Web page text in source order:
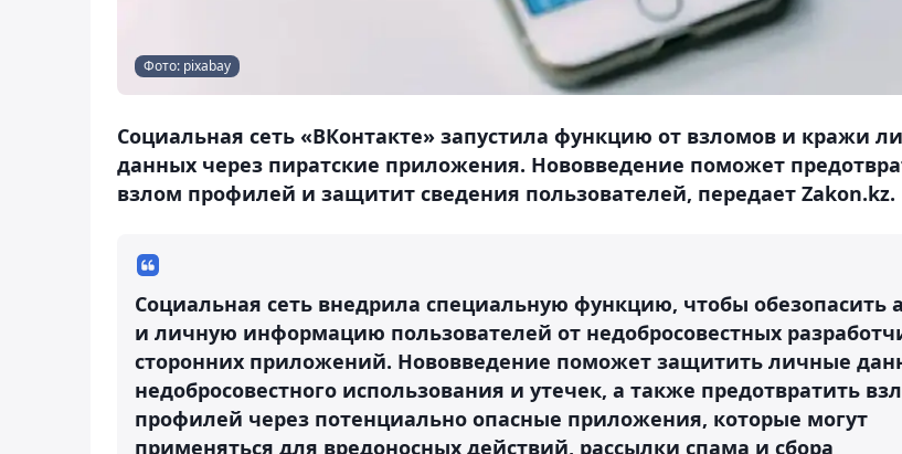
Фото: pixabay
Социальная сеть «ВКонтакте» запустила функцию от взломов и кражи
данных через пиратские приложения. Нововведение поможет
взлом профилей и защитит сведения пользователей, передает Zakon.kz.
Социальная сеть внедрила специальную функцию, чтобы обезопасить
и личную информацию пользователей от недобросовестных
сторонних приложений. Нововведение поможет защитить личные
недобросовестного использования и утечек, а также предотвратить
профилей через потенциально опасные приложения, которые могут
применяться для вредоносных действий, рассылки спама и сбора